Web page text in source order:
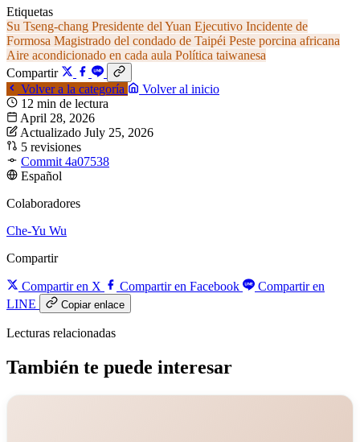
Etiquetas
Su Tseng-chang Presidente del Yuan Ejecutivo Incidente de
Formosa Magistrado del condado de Taipéi Peste porcina africana
Aire acondicionado en cada aula Política taiwanesa
Compartir
Volver a la categoría
Volver al inicio
12 min de lectura
April 28, 2026
Actualizado July 25, 2026
5 revisiones
Commit 4a07538
Español
Colaboradores
Che-Yu Wu
Compartir
Compartir en X Compartir en Facebook
Compartir en
LINE
Copiar enlace
Lecturas relacionadas
También te puede interesar